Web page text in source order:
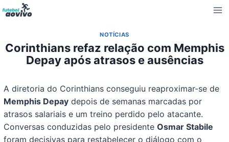
Pular
para
Conteúdo
NOTÍCIAS
Corinthians refaz relação com Memphis
Depay após atrasos e ausências
A diretoria do Corinthians conseguiu reaproximar-se de
Memphis Depay depois de semanas marcadas por
atrasos salariais e um treino perdido pelo atacante.
Conversas conduzidas pelo presidenteOsmar Stabile
foram decisivas para restabelecer o diálogo com o